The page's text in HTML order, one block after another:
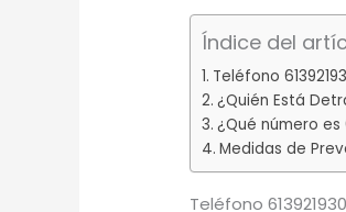
Índice del
Teléfono
¿Quién Está
¿Qué número es
Medidas de
Teléfono 613921930